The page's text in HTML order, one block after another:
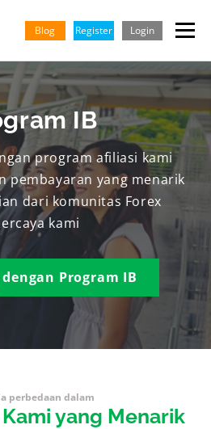
Blog Register Login Menu
INSIGHTS & LEARNING
COMPANY INDONESIA
English
Vietnamese
IB
program afiliasi kami
pembayaran yang menarik
dari komunitas Forex
kami
Program IB
perbedaan dalam
yang Menarik